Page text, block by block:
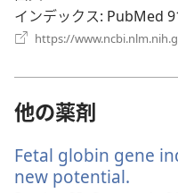
インデックス‎: PubMed
https://
他の薬剤
Fetal globin gene
new potential.